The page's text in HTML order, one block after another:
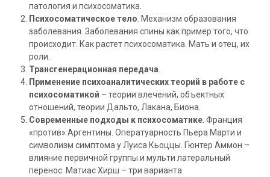
патология и психосоматика.
Психосоматическое тело . Механизм образования
заболевания. Заболевания спины как пример того, что
происходит. Как растет психосоматика. Мать и отец, их
роли.
Трансгенерационная передача
Применение психоаналитических теорий в работе с
психосоматикой – теории влечений, объектных
отношений, теории Дальто, Лакана, Биона.
Современные подходы к психосоматике . Франция
«против» Аргентины. Оператуарность Пьера Марти и
символизм симптома у Луиса Кьоццы. Гюнтер Аммон –
влияние первичной группы и мульти латеральный
перенос. Матиас Хирш – три варианта